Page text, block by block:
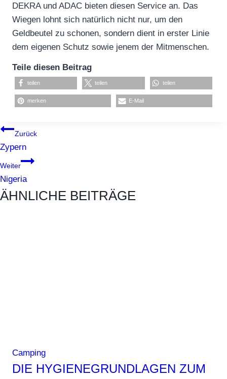
DEKRA und ADAC bieten diesen Service an. Das
Wiegen lohnt sich natürlich nicht nur, um den
Geldbeutel zu schonen, sondern dient in erster Linie
dem eigenen Schutz sowie jenem der Mitmenschen.
Teile diesen Beitrag
teilen teilen teilen
merken E-Mail
BEITRAGSNAVIGATION
Zurück
Zypern
Weiter
Nigeria
ÄHNLICHE BEITRÄGE
Camping
DIE HYGIENEGRUNDLAGEN ZUM